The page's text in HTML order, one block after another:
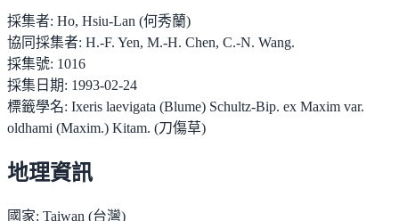
採集者: Ho, Hsiu-Lan (何秀蘭)
協同採集者: H.-F. Yen, M.-H. Chen, C.-N. Wang.
採集號: 1016
採集日期: 1993-02-24
標籤學名: Ixeris laevigata (Blume) Schultz-Bip. ex Maxim var.
oldhami (Maxim.) Kitam. (刀傷草)
地理資訊
國家: Taiwan (台灣)